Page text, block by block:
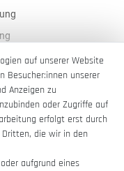
auf unserer Website
Besucher:innen unserer
Anzeigen zu
oder Zugriffe auf
erfolgt erst durch
die wir in den
aufgrund eines